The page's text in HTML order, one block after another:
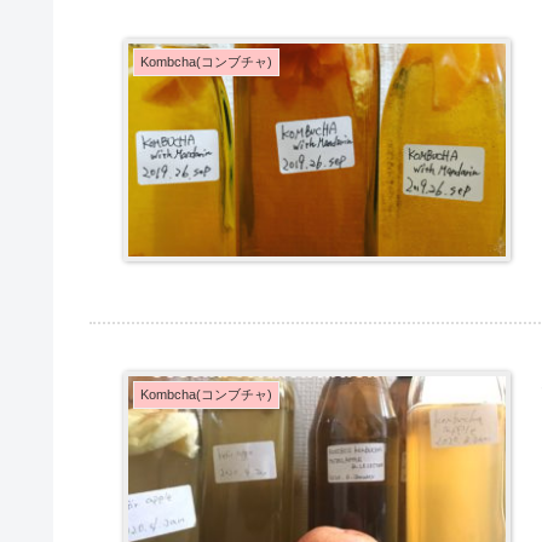
Kombcha(コンブチャ)
Kombcha(コンブチャ)